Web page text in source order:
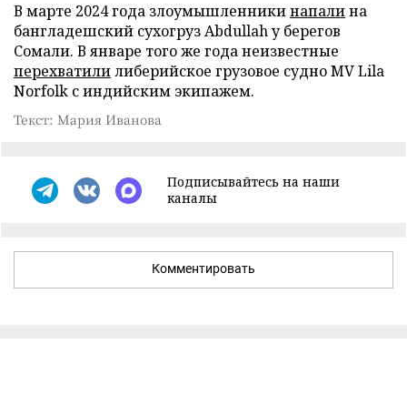
В марте 2024 года злоумышленникинапалина
бангладешский сухогруз Abdullah у берегов
Сомали. В январе того же года неизвестные
перехватилилиберийское грузовое судно MV Lila
Norfolk с индийским экипажем.
Текст: Мария Иванова
Подписывайтесь на наши
каналы
Комментировать